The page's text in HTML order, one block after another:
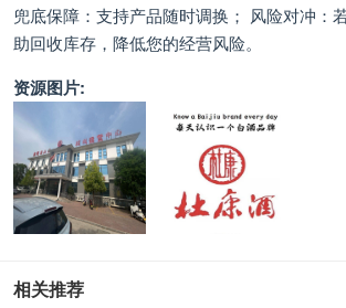
兜底保障：支持产品随时调换； 风险对冲：
助回收库存，降低您的经营风险。
资源图片:
相关推荐